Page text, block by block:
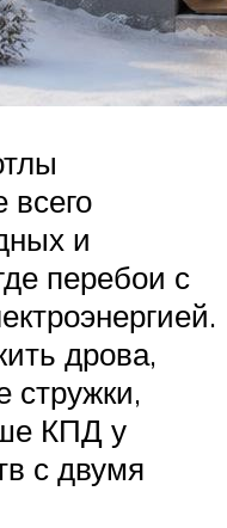
и
перебои с
дрова,
стружки,
КПД у
с двумя